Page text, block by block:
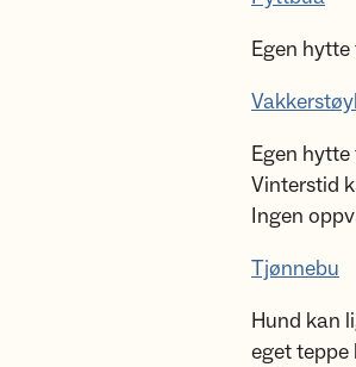
Egen
Egen
Vinterstid
Ingen
Tjønnebu
Hund kan
eget teppe